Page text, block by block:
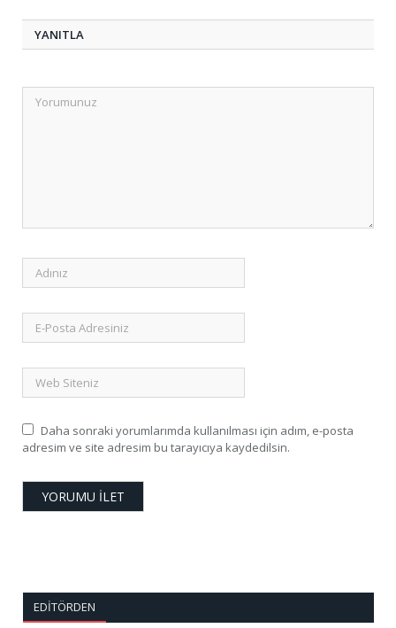
YANITLA
Daha sonraki yorumlarımda kullanılması için adım, e-posta
adresim ve site adresim bu tarayıcıya kaydedilsin.
EDITÖRDEN